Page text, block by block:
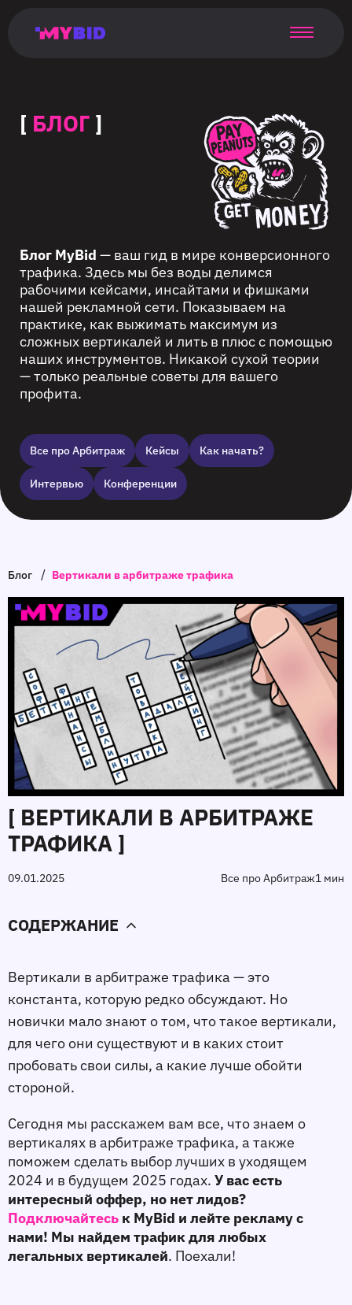
таргетинг
страница
targeting
monetization
[ БЛОГ ]
Блог MyBid — ваш гид в мире конверсионного
трафика. Здесь мы без воды делимся
рабочими кейсами, инсайтами и фишками
нашей рекламной сети. Показываем на
практике, как выжимать максимум из
сложных вертикалей и лить в плюс с помощью
наших инструментов. Никакой сухой теории
— только реальные советы для вашего
профита.
Все про Арбитраж Кейсы Как начать?
Интервью Конференции
Блог / Вертикали в арбитраже трафика
[ ВЕРТИКАЛИ В АРБИТРАЖЕ
ТРАФИКА ]
09.01.2025 Все про Арбитраж1 мин
СОДЕРЖАНИЕ
Вертикали в арбитраже трафика — это
константа, которую редко обсуждают. Но
новички мало знают о том, что такое вертикали,
для чего они существуют и в каких стоит
пробовать свои силы, а какие лучше обойти
стороной.
Сегодня мы расскажем вам все, что знаем о
вертикалях в арбитраже трафика, а также
поможем сделать выбор лучших в уходящем
2024 и в будущем 2025 годах. У вас есть
интересный оффер, но нет лидов?
Подключайтесь к MyBid и лейте рекламу с
нами! Мы найдем трафик для любых
легальных вертикалей. Поехали!